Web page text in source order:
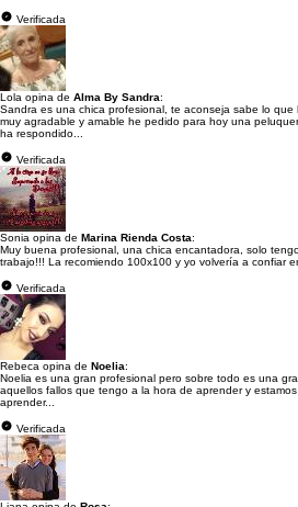
Verificada
Lola opina de Alma By Sandra:
Sandra es una chica profesional, te aconseja sabe lo que
muy agradable y amable he pedido para hoy una
ha respondido...
Verificada
Sonia opina de Marina Rienda Costa:
Muy buena profesional, una chica encantadora, solo
trabajo!!! La recomiendo 100x100 y yo volvería a confiar
Verificada
Rebeca opina de Noelia:
Noelia es una gran profesional pero sobre todo es una
aquellos fallos que tengo a la hora de aprender y
aprender...
Verificada